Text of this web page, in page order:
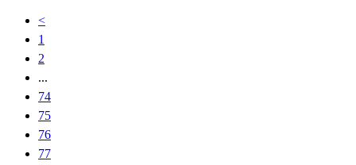
<
1
2
...
74
75
76
77